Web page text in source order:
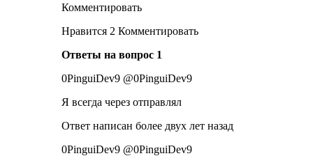
Комментировать
Нравится 2 Комментировать
Ответы на вопрос 1
0PinguiDev9 @0PinguiDev9
Я всегда через отправлял
Ответ написан более двух лет назад
0PinguiDev9 @0PinguiDev9